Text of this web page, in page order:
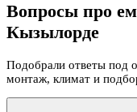
Вопросы про
Кызылорде
Подобрали ответы под
монтаж, климат и